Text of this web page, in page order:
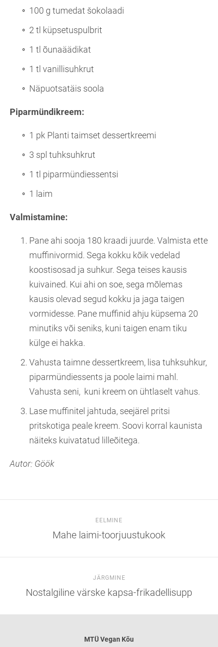
100 g tumedat šokolaadi
2 tl küpsetuspulbrit
1 tl õunaäädikat
1 tl vanillisuhkrut
Näpuotsatäis soola
Piparmündikreem:
1 pk Planti taimset dessertkreemi
3 spl tuhksuhkrut
1 tl piparmündiessentsi
1 laim
Valmistamine:
Pane ahi sooja 180 kraadi juurde. Valmista ette
muffinivormid. Sega kokku kõik vedelad
koostisosad ja suhkur. Sega teises kausis
kuivained. Kui ahi on soe, sega mõlemas
kausis olevad segud kokku ja jaga taigen
vormidesse. Pane muffinid ahju küpsema 20
minutiks või seniks, kuni taigen enam tiku
külge ei hakka.
Vahusta taimne dessertkreem, lisa tuhksuhkur,
piparmündiessents ja poole laimi mahl.
Vahusta seni, kuni kreem on ühtlaselt vahus.
Lase muffinitel jahtuda, seejärel pritsi
pritskotiga peale kreem. Soovi korral kaunista
näiteks kuivatatud lilleõitega.
Autor: Göök
EELMINE
Mahe laimi-toorjuustukook
JÄRGMINE
Nostalgiline värske kapsa-frikadellisupp
MTÜVegan Kõu